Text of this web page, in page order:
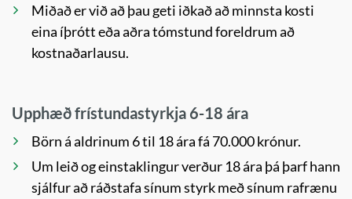
Miðað er við að þau geti iðkað að minnsta kosti
eina íþrótt eða aðra tómstund foreldrum að
kostnaðarlausu.
Upphæð frístundastyrkja 6-18 ára
Börn á aldrinum 6 til 18 ára fá 70.000 krónur.
Um leið og einstaklingur verður 18 ára þá þarf hann
sjálfur að ráðstafa sínum styrk með sínum rafrænu